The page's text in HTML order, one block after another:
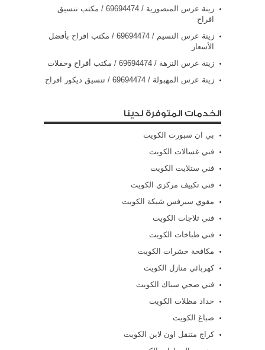
زينة عرس المنصورية / 69694474 / مكتب تنسيق
افراح
زينة عرس النسيم / 69694474 / مكتب افراح بأفضل
الأسعار
زينة عرس النزهة / 69694474 / مكتب أفراح وحفلات
زينة عرس المهبولة / 69694474 / تنسيق ديكور افراح
الخدمات المتوفرة لدينا
بي ان سبورت الكويت
فني غسالات الكويت
فني ستلايت الكويت
فني تكييف مركزي الكويت
مقوي سيرفس شيكة الكويت
فني ثلاجات الكويت
فني طباخات الكويت
مكافحة حشرات الكويت
كهربائي منازل الكويت
فني صحي سباك الكويت
حداد مظلات الكويت
صباغ الكويت
كراج متنقل اون لاين الكويت